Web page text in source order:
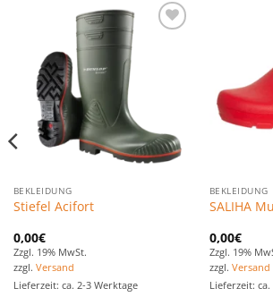
hinzufügen
BEKLEIDUNG
Stiefel Acifort
0,00€
Zzgl. 19% MwSt.
zzgl. Versand
Lieferzeit: ca. 2-3 Werktage
BEKLEIDUNG
SALIHA
0,00€
Zzgl. 19%
zzgl. Versand
Lieferzeit: